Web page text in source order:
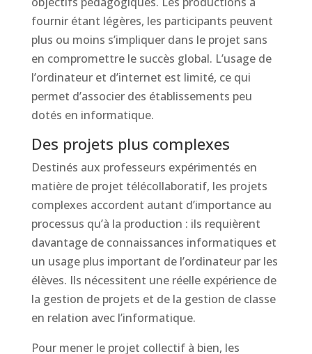
fournir étant légères, les participants peuvent
plus ou moins s’impliquer dans le projet sans
en compromettre le succès global. L’usage de
l’ordinateur et d’internet est limité, ce qui
permet d’associer des établissements peu
dotés en informatique.
Des projets plus complexes
Destinés aux professeurs expérimentés en
matière de projet télécollaboratif, les projets
complexes accordent autant d’importance au
processus qu’à la production : ils requièrent
davantage de connaissances informatiques et
un usage plus important de l’ordinateur par les
élèves. Ils nécessitent une réelle expérience de
la gestion de projets et de la gestion de classe
en relation avec l’informatique.
Pour mener le projet collectif à bien, les